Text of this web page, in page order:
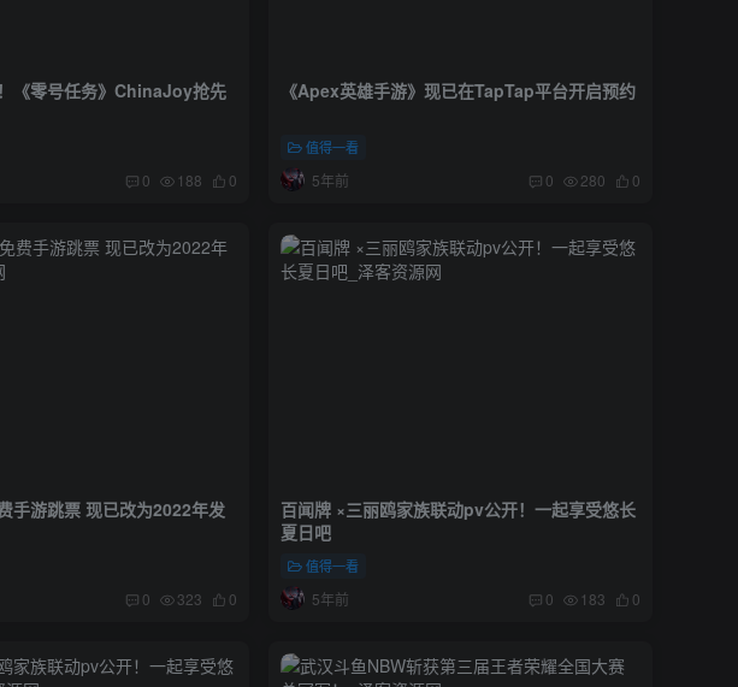
《零号任务》ChinaJoy抢先
0 188 0
《Apex英雄手游》现已在TapTap平台开启预约
值得一看
5年前 0 280 0
手游跳票 现已改为2022年发
0 323 0
百闻牌 ×三丽鸥家族联动pv公开！一起享受悠长
夏日吧
值得一看
5年前 0 183 0